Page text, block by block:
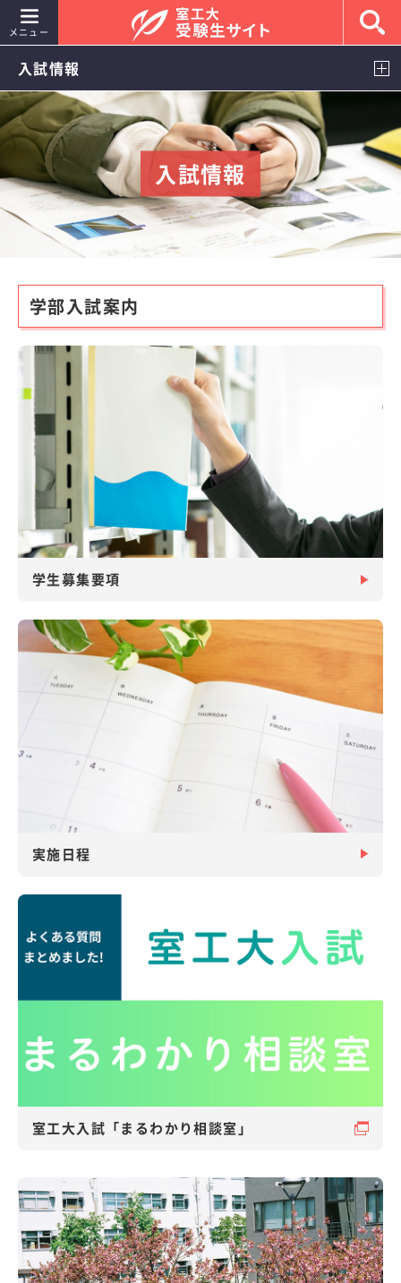
入試情報
室蘭工業大学を知ろう
イベント情報
キャンパスライフ
就職・進路
室工大女子
よくあるご質問
室蘭工業大学 大学公式サイト
資料請求
デジタル
パンフレット
学生募集
アクセス
お問い合わせ
メニュー
入試情報
学部入試案内
学生募集要項
実施日程
室工大入試「まるわかり相談室」
入試情報